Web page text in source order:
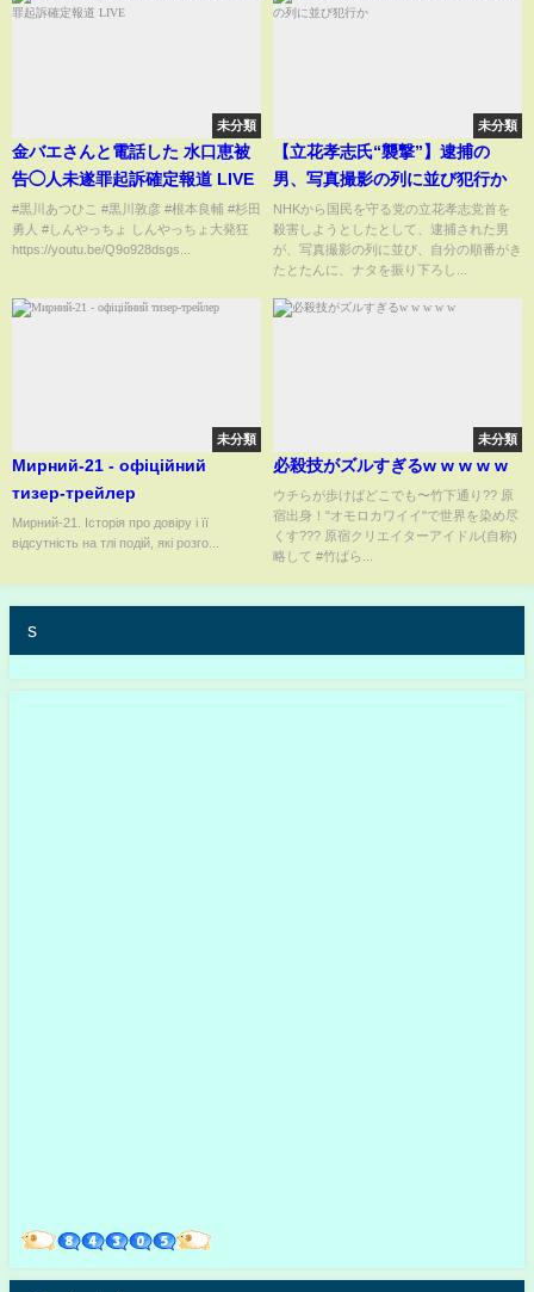
未分類
金バエさんと電話した 水口恵被
告◯人未遂罪起訴確定報道 LIVE
#黒川あつひこ #黒川敦彦 #根本良輔 #杉田
勇人 #しんやっちょ しんやっちょ大発狂
https://youtu.be/Q9o928dsgs...
未分類
【立花孝志氏“襲撃”】逮捕の
男、写真撮影の列に並び犯行か
NHKから国民を守る党の立花孝志党首を
殺害しようとしたとして、逮捕された男
が、写真撮影の列に並び、自分の順番がき
たとたんに、ナタを振り下ろし...
未分類
Мирний-21 - офіційний
тизер-трейлер
Мирний-21. Історія про довіру і її
відсутність на тлі подій, які розго...
未分類
必殺技がズルすぎるw w w w w
ウチらが歩けばどこでも〜竹下通り?? 原
宿出身！"オモロカワイイ"で世界を染め尽
くす??? 原宿クリエイターアイドル(自称)
略して #竹ぱら...
s